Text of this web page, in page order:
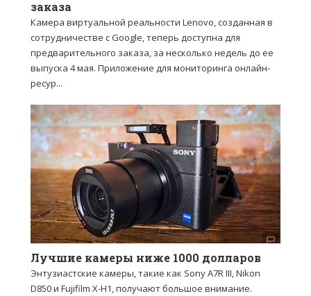
заказа
Камера виртуальной реальности Lenovo, созданная в
сотрудничестве с Google, теперь доступна для
предварительного заказа, за несколько недель до ее
выпуска 4 мая. Приложение для мониторинга онлайн-
ресур...
Лучшие камеры ниже 1000 долларов
Энтузиастские камеры, такие как Sony A7R III, Nikon
D850 и Fujifilm X-H1, получают большое внимание.